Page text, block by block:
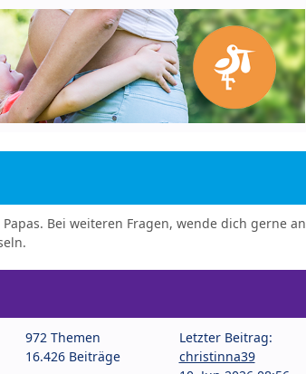
Bei weiteren Fragen, wende dich gerne an
972 Themen
16.426 Beiträge
Letzter Beitrag:
christinna39